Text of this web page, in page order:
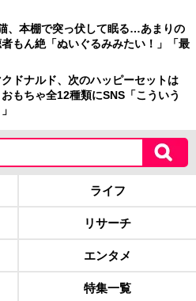
、本棚で突っ伏して眠る…あまりの
もん絶「ぬいぐるみみたい！」「最
クドナルド、次のハッピーセットは
もちゃ全12種類にSNS「こういう
ライフ
リサーチ
エンタメ
特集一覧